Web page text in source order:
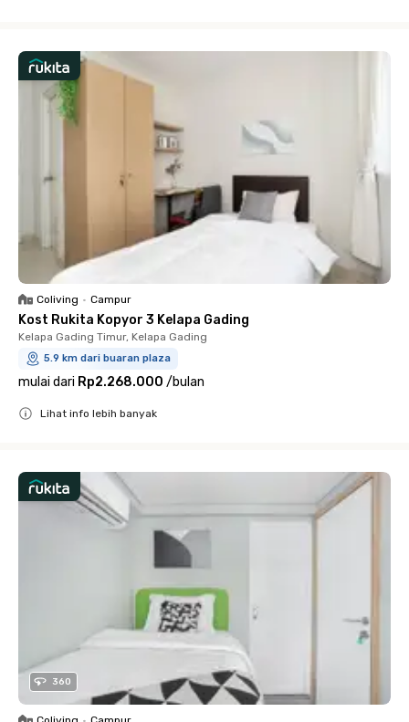
Coliving • Campur
Kost Rukita Kopyor 3 Kelapa Gading
Kelapa Gading Timur, Kelapa Gading
5.9 km dari buaran plaza
mulai dari Rp2.268.000 /bulan
Lihat info lebih banyak
360